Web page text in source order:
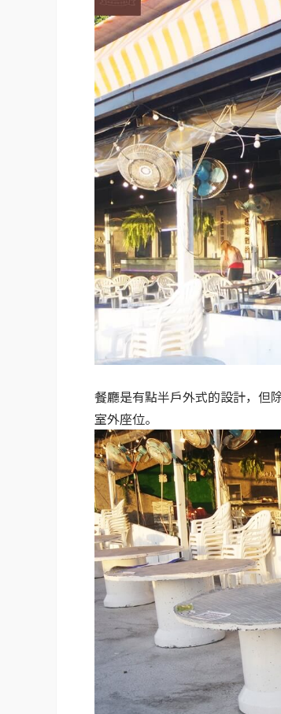
餐廳是有點半戶外式的設計，但
室外座位。